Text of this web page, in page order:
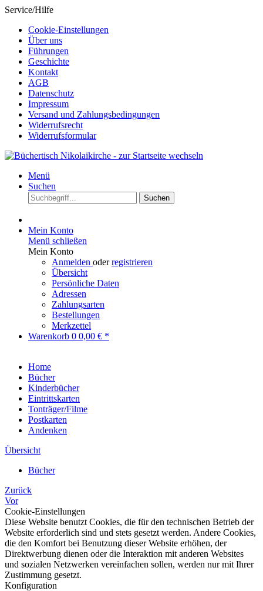
Service/Hilfe
Cookie-Einstellungen
Über uns
Führungen
Geschichte
Kontakt
AGB
Datenschutz
Impressum
Versand und Zahlungsbedingungen
Widerrufsrecht
Widerrufsformular
Menü
Suchen
Suchen
Mein Konto
Menü schließen
Mein Konto
Anmelden oderregistrieren
Übersicht
Persönliche Daten
Adressen
Zahlungsarten
Bestellungen
Merkzettel
Warenkorb 0 0,00 € *
Home
Bücher
Kinderbücher
Eintrittskarten
Tonträger/Filme
Postkarten
Andenken
Übersicht
Bücher
Zurück
Vor
Cookie-Einstellungen
Diese Website benutzt Cookies, die für den technischen Betrieb der
Website erforderlich sind und stets gesetzt werden. Andere Cookies,
die den Komfort bei Benutzung dieser Website erhöhen, der
Direktwerbung dienen oder die Interaktion mit anderen Websites
und sozialen Netzwerken vereinfachen sollen, werden nur mit Ihrer
Zustimmung gesetzt.
Konfiguration